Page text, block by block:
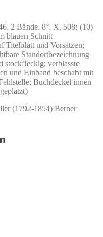
2 Bände. 8°. X, 508; (10)
blauen Schnitt
Titelblatt und Vorsätzen;
Standortbezeichnung
stockfleckig; verblasste
und Einband beschabt mit
Buchdeckel innen
(1792-1854) Berner